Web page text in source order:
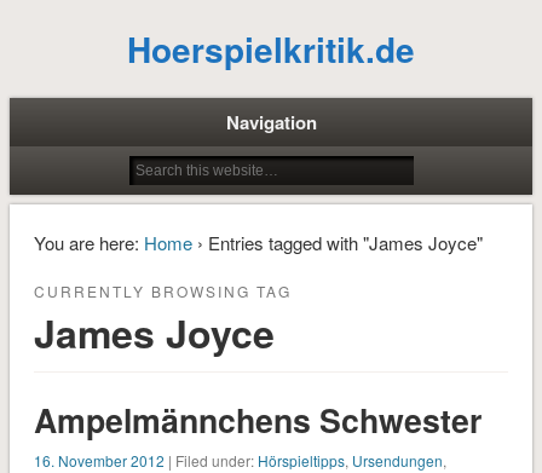
Hoerspielkritik.de
Navigation
You are here: Home› Entries tagged with "James Joyce"
CURRENTLY BROWSING TAG
James Joyce
Ampelmännchens Schwester
16. November 2012 | Filed under: Hörspieltipps, Ursendungen,